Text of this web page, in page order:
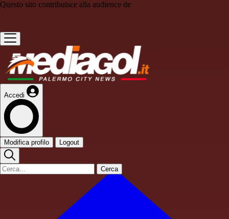
Questo sito contribuisce alla audience de
Accedi
Modifica profilo Logout
Cerca